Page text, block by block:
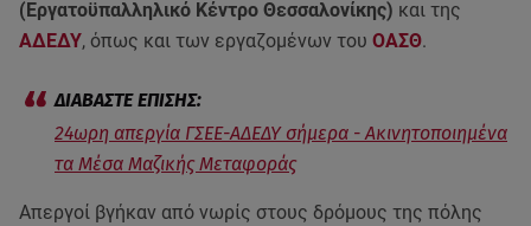
(Εργατοϋπαλληλικό Κέντρο Θεσσαλονίκης) και της
ΑΔΕΔΥ, όπως και των εργαζομένων του ΟΑΣΘ.
24ωρη απεργία ΓΣΕΕ-ΑΔΕΔΥ σήμερα - Ακινητοποιημένα
τα Μέσα Μαζικής Μεταφοράς
Απεργοί βγήκαν από νωρίς στους δρόμους της πόλης